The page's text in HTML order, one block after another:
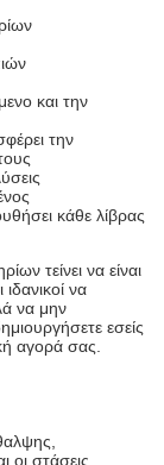
και την
την
κάθε λίβρας
τείνει να είναι
να
να μην
εσείς
αγορά σας.
οι στάσεις